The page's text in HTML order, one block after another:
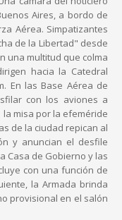
Aires, a bordo de
Aérea. Simpatizantes
de la Libertad" desde
una multitud que colma
hacia la Catedral
En las Base Aérea de
con los aviones a
misa por la efeméride
de la ciudad repican al
y anuncian el desfile
Casa de Gobierno y las
con una función de
la Armada brinda
provisional en el salón